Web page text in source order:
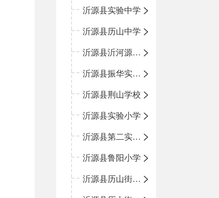
沂源县实验中学
沂源县历山中学
沂源县沂河源学校
沂源县振华实验学校
沂源县荆山学校
沂源县实验小学
沂源县第二实验小学
沂源县鲁阳小学
沂源县历山街道办事处振兴路小学